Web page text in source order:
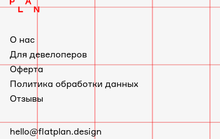
О нас
Для девелоперов
Оферта
Политика обработки данных
Отзывы
E-
hello@flatplan.design